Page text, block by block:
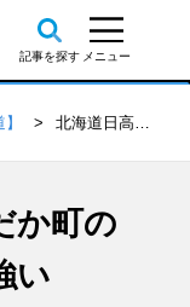
北海道日高郡新ひだか町の不動産会社 口コミ・評判一覧
か町の
い